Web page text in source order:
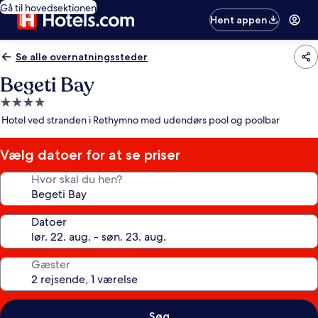
Gå til hovedsektionen
Hent appen
Se alle overnatningssteder
Begeti Bay
4.0-
stjernet
Hotel ved stranden i Rethymno med udendørs pool og poolbar
Vælg datoer for at se priser
Hvor skal du hen?
Datoer
Gæster